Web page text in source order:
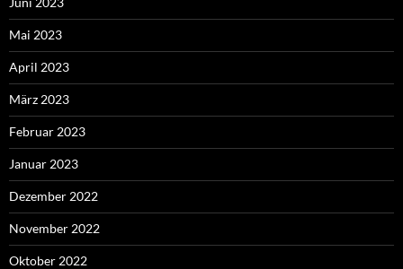
Mai 2023
April 2023
März 2023
Februar 2023
Januar 2023
Dezember 2022
November 2022
Oktober 2022